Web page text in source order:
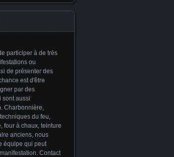
participer à de très
ou
de présenter des
est d'être
par des
sont aussi
Charbonnière,
du feu,
four à chaux, teinture
anciens, nous
équipe qui peut
Contact